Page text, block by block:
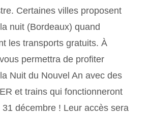
Certaines villes proposent
nuit (Bordeaux) quand
les transports gratuits. À
permettra de profiter
Nuit du Nouvel An avec des
et trains qui fonctionneront
décembre ! Leur accès sera